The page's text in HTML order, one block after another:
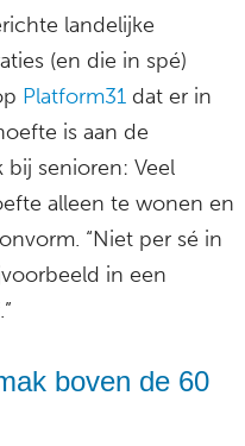
landelijke
(en die in spé)
Platform31 dat er in
is aan de
senioren: Veel
alleen te wonen en
“Niet per sé in
in een
boven de 60